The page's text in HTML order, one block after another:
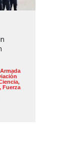
Armada
, Fuerza